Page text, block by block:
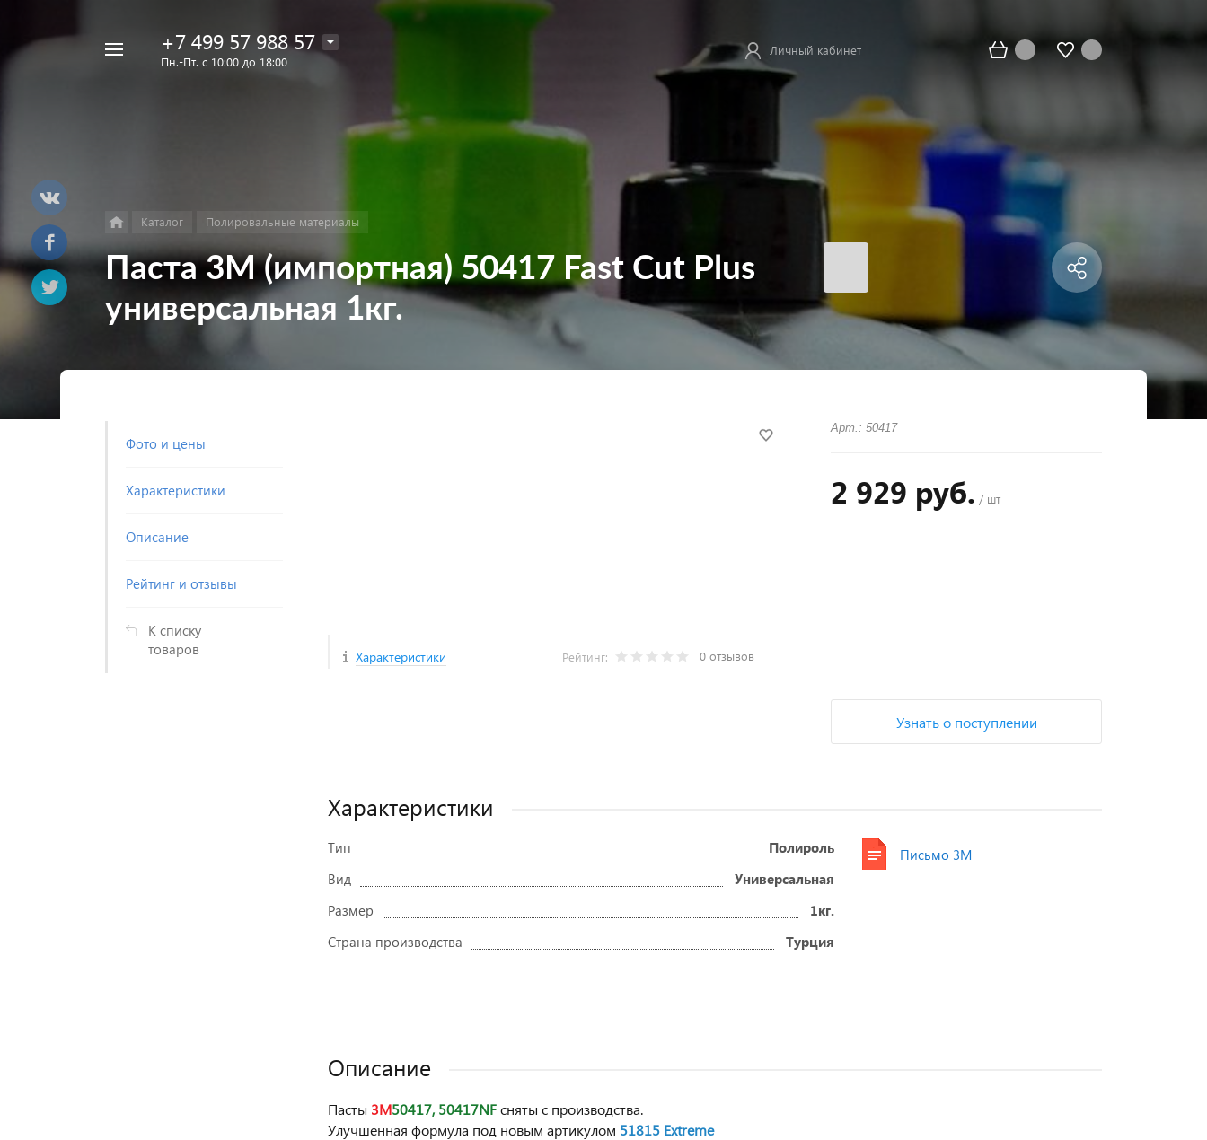
Например,
+7 499 57 988 57
Пн.-Пт. с 10:00 до 18:00
Личный кабинет
Каталог Полировальные материалы
Паста 3M (импортная) 50417 Fast Cut Plus
универсальная 1кг.
Фото и цены
Характеристики
Описание
Рейтинг и отзывы
К списку
товаров
Характеристики Рейтинг: 0 отзывов
Арт.: 50417
2 929 руб. / шт
Узнать о поступлении
Характеристики
Тип
Полироль
Вид
Универсальная
Размер
1кг.
Страна производства
Турция
Письмо 3М
Описание
Пасты 3M50417, 50417NFсняты с производства.
Улучшенная формула под новым артикулом 51815 Extreme